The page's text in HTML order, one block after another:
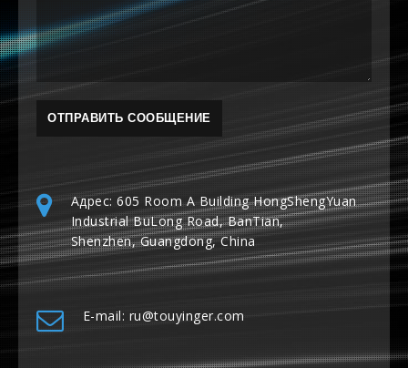
Адрес: 605 Room A Building HongShengYuan
Industrial BuLong Road, BanTian,
Shenzhen, Guangdong, China
E-mail: ru@touyinger.com